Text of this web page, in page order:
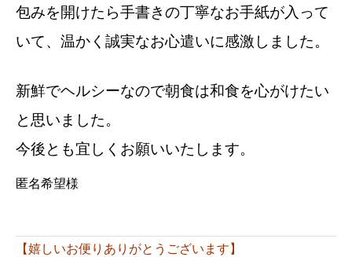
包みを開けたら手書きの丁寧なお手紙が入って
いて、温かく誠実なお心遣いに感激しました。
新鮮でヘルシーなので朝食は和食を心がけたい
と思いました。
今後とも宜しくお願いいたします。
匿名希望様
【嬉しいお便りありがとうございます】